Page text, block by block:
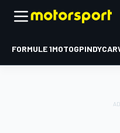
FORMULE 1MOTOGPINDYCAR